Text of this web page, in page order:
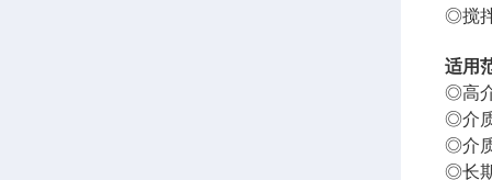
◎搅
适用
◎高
◎介
◎介
◎长